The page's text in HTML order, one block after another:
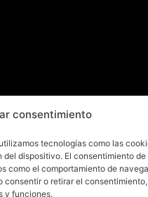
consentimiento
tecnologías como las
dispositivo. El consentimiento de
como el comportamiento de
o retirar el
y funciones.